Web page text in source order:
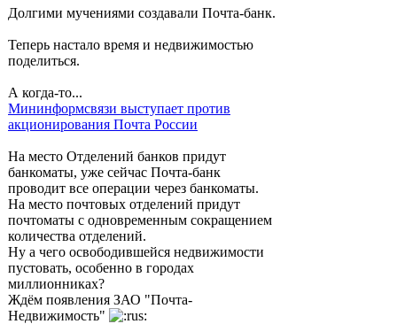
Долгими мучениями создавали Почта-банк.
Теперь настало время и недвижимостью
поделиться.
А когда-то...
Мининформсвязи выступает против
акционирования Почта России
На место Отделений банков придут
банкоматы, уже сейчас Почта-банк
проводит все операции через банкоматы.
На место почтовых отделений придут
почтоматы с одновременным сокращением
количества отделений.
Ну а чего освободившейся недвижимости
пустовать, особенно в городах
миллионниках?
Ждём появления ЗАО "Почта-
Недвижимость"